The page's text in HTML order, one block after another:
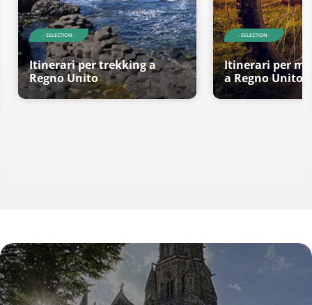
- SELECTION -
Itinerari per trekking a
Regno Unito
- SELECTION -
Itinerari per
a Regno Unito